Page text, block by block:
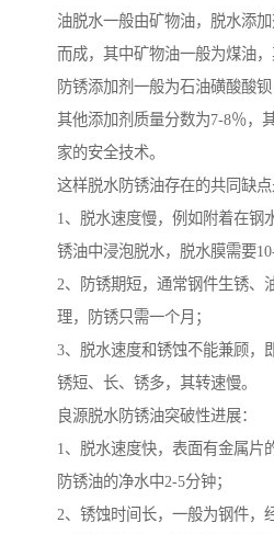
油脱水一般由矿物油，脱水添
而成，其中矿物油一般为煤油，
防锈添加剂一般为石油磺酸酸钡
其他添加剂质量分数为7-8％，
家的安全技术。
这样脱水防锈油存在的共同缺点
1、脱水速度慢，例如附着在钢
锈油中浸泡脱水，脱水膜需要10-
2、防锈期短，通常钢件生锈、
理，防锈只需一个月；
3、脱水速度和锈蚀不能兼顾，
锈短、长、锈多，其转速慢。
良源脱水防锈油突破性进展：
1、脱水速度快，表面有金属片
防锈油的净水中2-5分钟；
2、锈蚀时间长，一般为钢件，